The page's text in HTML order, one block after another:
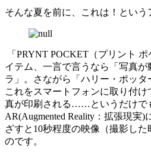
そんな夏を前に、これは！という
「PRYNT POCKET（プリント
イテム、一言で言うなら「写真が
ラ」。さながら「ハリー・ポッタ
これをスマートフォンに取り付
真が印刷される……というだけで
AR(Augmented Reality：拡張現実
ざすと10秒程度の映像（撮影し
のです。